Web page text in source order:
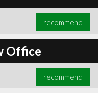
recommend
Office
recommend